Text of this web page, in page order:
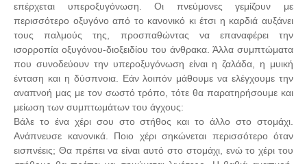
επέρχεται υπεροξυγόνωση. Οι πνεύμονες γεμίζουν με
περισσότερο οξυγόνο από το κανονικό κι έτσι η καρδιά αυξάνει
τους παλμούς της, προσπαθώντας να επαναφέρει την
ισορροπία οξυγόνου-διοξειδίου του άνθρακα. Άλλα συμπτώματα
που συνοδεύουν την υπεροξυγόνωση είναι η ζαλάδα, η μυική
ένταση και η δύσπνοια. Εάν λοιπόν μάθουμε να ελέγχουμε την
αναπνοή μας με τον σωστό τρόπο, τότε θα παρατηρήσουμε και
μείωση των συμπτωμάτων του άγχους:
Βάλε το ένα χέρι σου στο στήθος και το άλλο στο στομάχι.
Ανάπνευσε κανονικά. Ποιο χέρι σηκώνεται περισσότερο όταν
εισπνέεις; Θα πρέπει να είναι αυτό στο στομάχι, ενώ το χέρι του